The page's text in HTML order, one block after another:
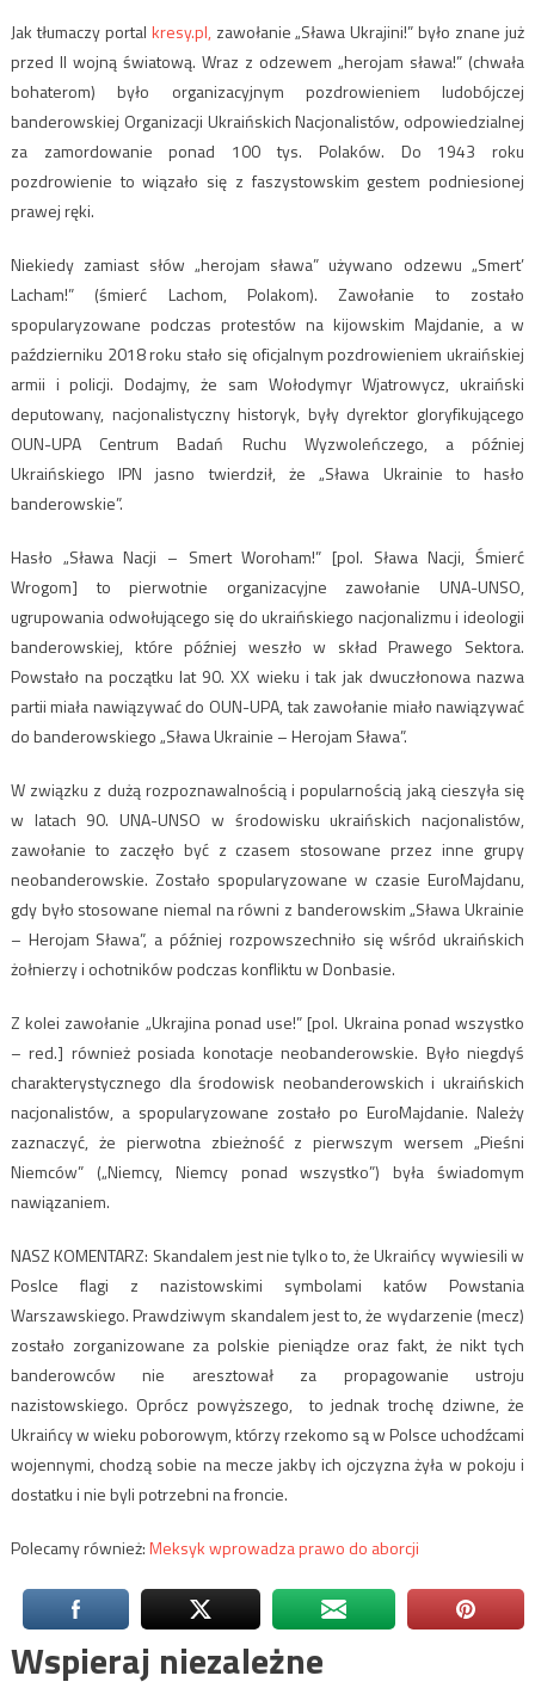
Jak tłumaczy portal kresy.pl,zawołanie „Sława Ukrajini!” było znane już
przed II wojną światową. Wraz z odzewem „herojam sława!” (chwała
bohaterom) było organizacyjnym pozdrowieniem ludobójczej
banderowskiej Organizacji Ukraińskich Nacjonalistów, odpowiedzialnej
za zamordowanie ponad 100 tys. Polaków. Do 1943 roku
pozdrowienie to wiązało się z faszystowskim gestem podniesionej
prawej ręki.
Niekiedy zamiast słów „herojam sława” używano odzewu „Smert’
Lacham!” (śmierć Lachom, Polakom). Zawołanie to zostało
spopularyzowane podczas protestów na kijowskim Majdanie, a w
październiku 2018 roku stało się oficjalnym pozdrowieniem ukraińskiej
armii i policji. Dodajmy, że sam Wołodymyr Wjatrowycz, ukraiński
deputowany, nacjonalistyczny historyk, były dyrektor gloryfikującego
OUN-UPA Centrum Badań Ruchu Wyzwoleńczego, a później
Ukraińskiego IPN jasno twierdził, że „Sława Ukrainie to hasło
banderowskie”.
Hasło „Sława Nacji – Smert Woroham!” [pol. Sława Nacji, Śmierć
Wrogom] to pierwotnie organizacyjne zawołanie UNA-UNSO,
ugrupowania odwołującego się do ukraińskiego nacjonalizmu i ideologii
banderowskiej, które później weszło w skład Prawego Sektora.
Powstało na początku lat 90. XX wieku i tak jak dwuczłonowa nazwa
partii miała nawiązywać do OUN-UPA, tak zawołanie miało nawiązywać
do banderowskiego „Sława Ukrainie – Herojam Sława”.
W związku z dużą rozpoznawalnością i popularnością jaką cieszyła się
w latach 90. UNA-UNSO w środowisku ukraińskich nacjonalistów,
zawołanie to zaczęło być z czasem stosowane przez inne grupy
neobanderowskie. Zostało spopularyzowane w czasie EuroMajdanu,
gdy było stosowane niemal na równi z banderowskim „Sława Ukrainie
– Herojam Sława”, a później rozpowszechniło się wśród ukraińskich
żołnierzy i ochotników podczas konfliktu w Donbasie.
Z kolei zawołanie „Ukrajina ponad use!” [pol. Ukraina ponad wszystko
– red.] również posiada konotacje neobanderowskie. Było niegdyś
charakterystycznego dla środowisk neobanderowskich i ukraińskich
nacjonalistów, a spopularyzowane zostało po EuroMajdanie. Należy
zaznaczyć, że pierwotna zbieżność z pierwszym wersem „Pieśni
Niemców” („Niemcy, Niemcy ponad wszystko”) była świadomym
nawiązaniem.
NASZ KOMENTARZ: Skandalem jest nie tylko to, że Ukraińcy wywiesili w
Poslce flagi z nazistowskimi symbolami katów Powstania
Warszawskiego. Prawdziwym skandalem jest to, że wydarzenie (mecz)
zostało zorganizowane za polskie pieniądze oraz fakt, że nikt tych
banderowców nie aresztował za propagowanie ustroju
nazistowskiego. Oprócz powyższego, to jednak trochę dziwne, że
Ukraińcy w wieku poborowym, którzy rzekomo są w Polsce uchodźcami
wojennymi, chodzą sobie na mecze jakby ich ojczyzna żyła w pokoju i
dostatku i nie byli potrzebni na froncie.
Polecamy również:Meksyk wprowadza prawo do aborcji
Wspieraj niezależne